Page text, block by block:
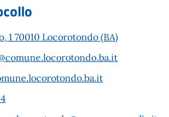
1 70010 Locorotondo (BA)